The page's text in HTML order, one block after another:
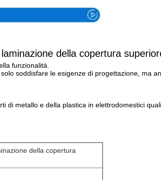
della copertura
funzionalità.
soddisfare le esigenze di progettazione, ma
metallo e della plastica in elettrodomestici
della copertura